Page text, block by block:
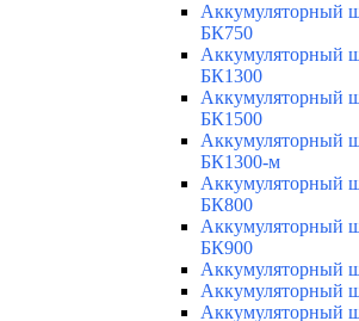
Аккумуляторный
БК750
Аккумуляторный
БК1300
Аккумуляторный
БК1500
Аккумуляторный
БК1300-м
Аккумуляторный
БК800
Аккумуляторный
БК900
Аккумуляторный
Аккумуляторный
Аккумуляторный